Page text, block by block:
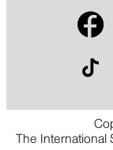
The International